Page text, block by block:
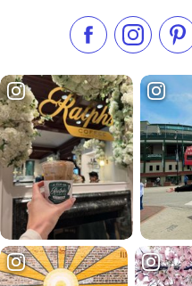
Metti "Mi piace"
Seguici